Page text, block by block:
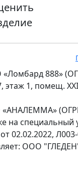
888»
этаж 1, помещ.
на
02.02.2022,
ООО